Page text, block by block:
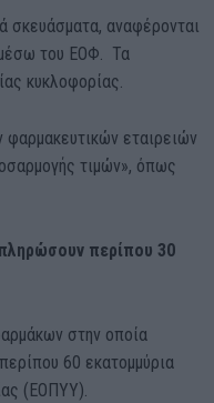
σκευάσματα, αναφέρονται
μέσω του ΕΟΦ. Τα
κυκλοφορίας.
φαρμακευτικών εταιρειών
τιμών», όπως
περίπου 30
στην οποία
60 εκατομμύρια
(ΕΟΠΥΥ).